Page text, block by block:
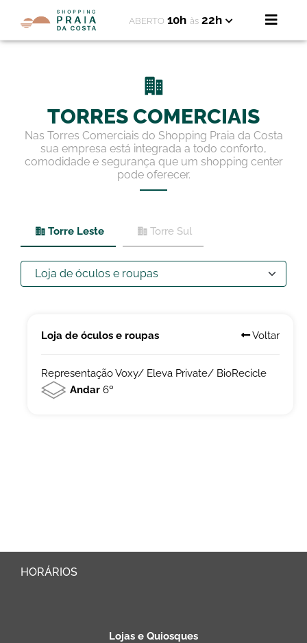
ABERTO 10h às 22h
TORRES COMERCIAIS
Nas Torres Comerciais do Shopping Praia da Costa
sua empresa está integrada a todo conforto,
comodidade e segurança que um shopping center
pode oferecer.
Torre Leste Torre Sul
Loja de óculos e roupas Voltar
Representação Voxy/ Eleva Private/ BioRecicle
Andar6º
HORÁRIOS
Lojas e Quiosques